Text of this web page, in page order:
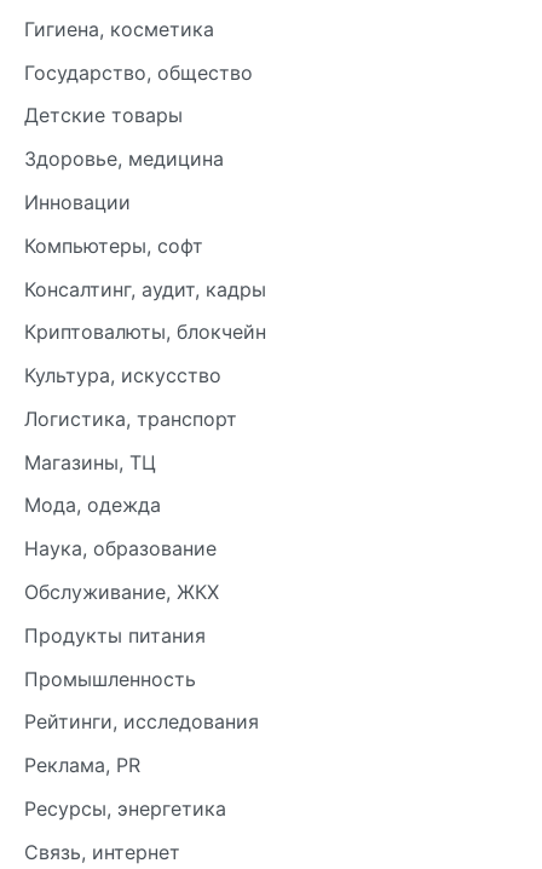
Гигиена, косметика
Государство, общество
Детские товары
Здоровье, медицина
Инновации
Компьютеры, софт
Консалтинг, аудит, кадры
Криптовалюты, блокчейн
Культура, искусство
Логистика, транспорт
Магазины, ТЦ
Мода, одежда
Наука, образование
Обслуживание, ЖКХ
Продукты питания
Промышленность
Рейтинги, исследования
Реклама, PR
Ресурсы, энергетика
Связь, интернет